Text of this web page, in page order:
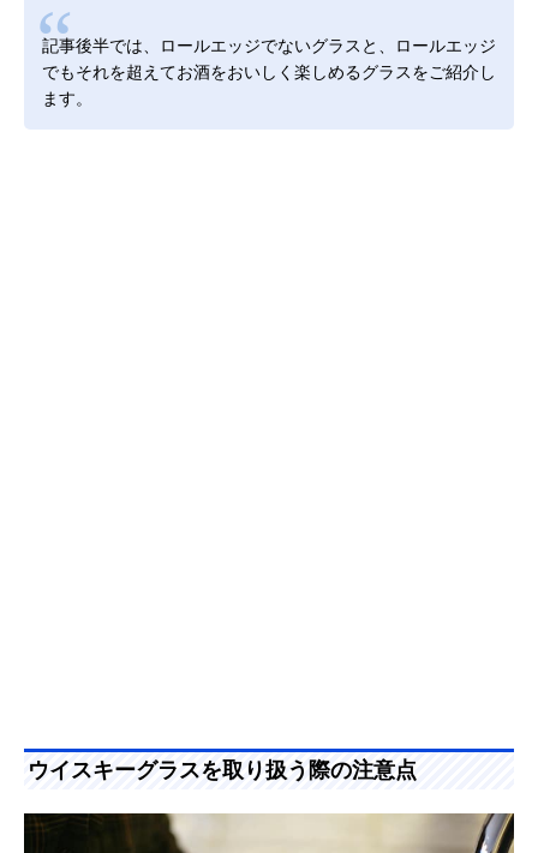
記事後半では、ロールエッジでないグラスと、ロールエッジ
でもそれを超えてお酒をおいしく楽しめるグラスをご紹介し
ます。
ウイスキーグラスを取り扱う際の注意点